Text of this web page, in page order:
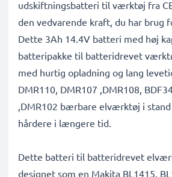
udskiftningsbatteri til værktøj fra
den vedvarende kraft, du har brug
Dette 3Ah 14.4V batteri med høj
batteripakke til batteridrevet
med hurtig opladning og lang
DMR110, DMR107 ,DMR108,
,DMR102 bærbare elværktøj i
hårdere i længere tid.
Dette batteri til batteridrevet
designet som en Makita BL1415,